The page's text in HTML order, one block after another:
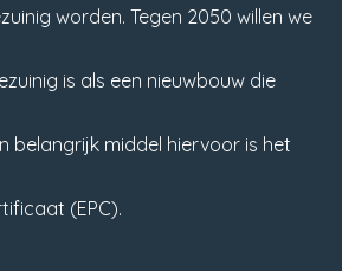
worden. Tegen 2050 willen we
is als een nieuwbouw die
belangrijk middel hiervoor is het
(EPC).